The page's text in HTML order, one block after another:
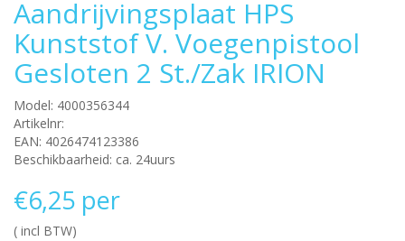
Aandrijvingsplaat HPS
Kunststof V. Voegenpistool
Gesloten 2 St./zak IRION
Model: 4000356344
Artikelnr:
EAN: 4026474123386
Beschikbaarheid: ca. 24uurs
€6,25 per
( incl BTW)